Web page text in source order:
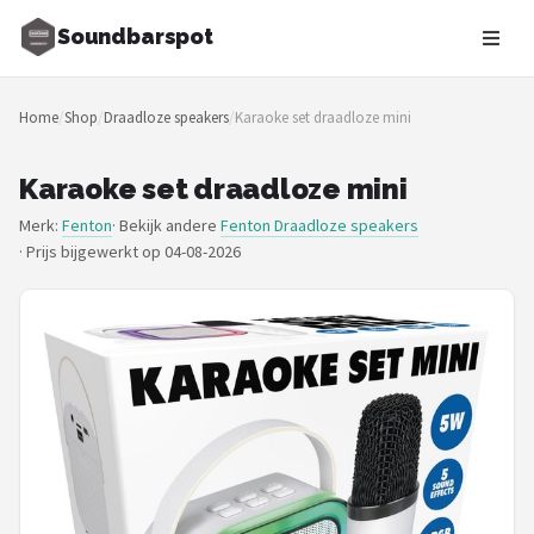
Soundbarspot
Zoeken
NAVIGATIE
Merken
Blog
Muziekstijlen
Sonos
JBL
Samsung
Home/Shop/Draadloze speakers/Karaoke set draadloze mini
Karaoke set draadloze mini
Merk: Fenton· Bekijk andere Fenton Draadloze speakers
· Prijs bijgewerkt op 04-08-2026